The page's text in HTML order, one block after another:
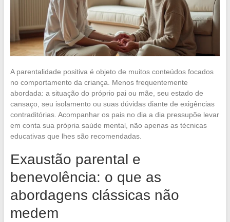
A parentalidade positiva é objeto de muitos conteúdos focados
no comportamento da criança. Menos frequentemente
abordada: a situação do próprio pai ou mãe, seu estado de
cansaço, seu isolamento ou suas dúvidas diante de exigências
contraditórias. Acompanhar os pais no dia a dia pressupõe levar
em conta sua própria saúde mental, não apenas as técnicas
educativas que lhes são recomendadas.
Exaustão parental e
benevolência: o que as
abordagens clássicas não
medem